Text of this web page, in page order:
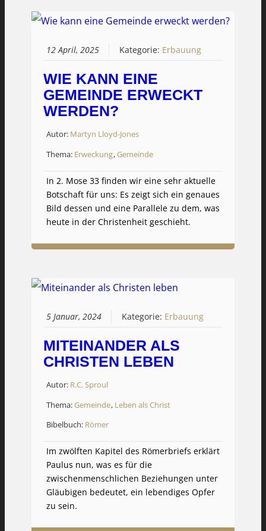
12 April, 2025 Kategorie: Erbauung
WIE KANN EINE
GEMEINDE ERWECKT
WERDEN?
Autor: Martyn Lloyd-Jones
Thema: Erweckung,Gemeinde
In 2. Mose 33 finden wir eine sehr aktuelle
Botschaft für uns: Es zeigt sich ein genaues
Bild dessen und eine Parallele zu dem, was
heute in der Christenheit geschieht.
5 Januar, 2024 Kategorie: Erbauung
MITEINANDER ALS
CHRISTEN LEBEN
Autor: R.C. Sproul
Thema:Gemeinde, Leben als Christ
Bibelbuch: Römer
Im zwölften Kapitel des Römerbriefs erklärt
Paulus nun, was es für die
zwischenmenschlichen Beziehungen unter
Gläubigen bedeutet, ein lebendiges Opfer
zu sein.